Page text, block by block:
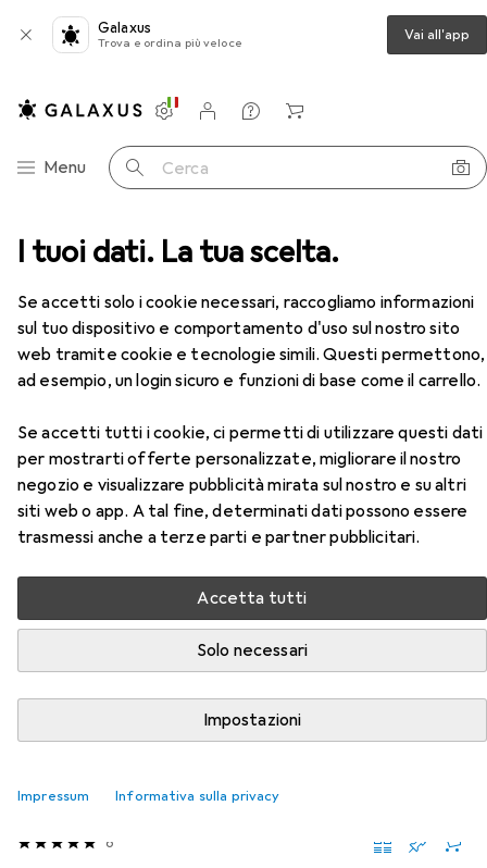
I tuoi dati. La tua scelta.
Se accetti solo i cookie necessari, raccogliamo informazioni
sul tuo dispositivo e comportamento d'uso sul nostro sito
web tramite cookie e tecnologie simili. Questi permettono,
ad esempio, un login sicuro e funzioni di base come il carrello.
Se accetti tutti i cookie, ci permetti di utilizzare questi dati
per mostrarti offerte personalizzate, migliorare il nostro
negozio e visualizzare pubblicità mirata sul nostro e su altri
siti web o app. A tal fine, determinati dati possono essere
trasmessi anche a terze parti e partner pubblicitari.
Accetta tutti
Solo necessari
Impostazioni
Impressum Informativa sulla privacy
Galaxus
Trova e ordina più veloce Vai all'app
Categoria Navigazione
Menu Cerca
Impostazioni
Conto cliente
Liste di confronto
Liste dei desideri
Carrello
Scarpe da lavoro No Risk Scarpa di sicurezza
EUR
90,90
No RiskScarpa di sicurezza
S3, 45
Accessori per No Risk Scarpa di
sicurezza
sicurezza della categoria Suole.
Rilevanza
PumaEinlegesohle
6